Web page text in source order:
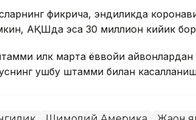
фикрича, эндиликда
АҚШда эса 30 миллион кийик
илк марта ёввойи
ушбу штамми билан